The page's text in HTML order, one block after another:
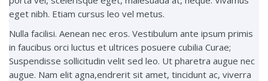
eget nibh. Etiam cursus leo vel metus.
Nulla facilisi. Aenean nec eros. Vestibulum ante ipsum primis
in faucibus orci luctus et ultrices posuere cubilia Curae;
Suspendisse sollicitudin velit sed leo. Ut pharetra augue nec
augue. Nam elit agna,endrerit sit amet, tincidunt ac, viverra